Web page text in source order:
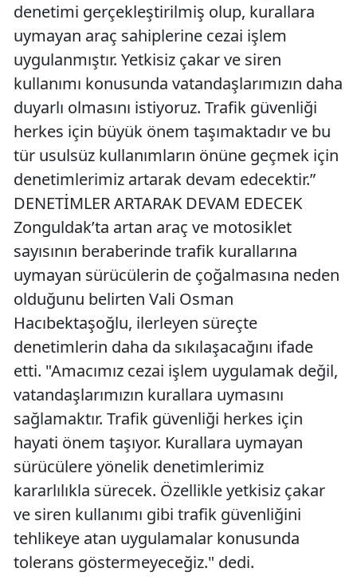
denetimi gerçekleştirilmiş olup, kurallara
uymayan araç sahiplerine cezai işlem
uygulanmıştır. Yetkisiz çakar ve siren
kullanımı konusunda vatandaşlarımızın daha
duyarlı olmasını istiyoruz. Trafik güvenliği
herkes için büyük önem taşımaktadır ve bu
tür usulsüz kullanımların önüne geçmek için
denetimlerimiz artarak devam edecektir.”
DENETİMLER ARTARAK DEVAM EDECEK
Zonguldak’ta artan araç ve motosiklet
sayısının beraberinde trafik kurallarına
uymayan sürücülerin de çoğalmasına neden
olduğunu belirten Vali Osman
Hacıbektaşoğlu, ilerleyen süreçte
denetimlerin daha da sıkılaşacağını ifade
etti. "Amacımız cezai işlem uygulamak değil,
vatandaşlarımızın kurallara uymasını
sağlamaktır. Trafik güvenliği herkes için
hayati önem taşıyor. Kurallara uymayan
sürücülere yönelik denetimlerimiz
kararlılıkla sürecek. Özellikle yetkisiz çakar
ve siren kullanımı gibi trafik güvenliğini
tehlikeye atan uygulamalar konusunda
tolerans göstermeyeceğiz." dedi.